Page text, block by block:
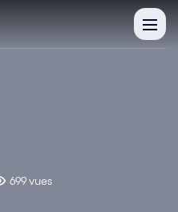
699 vues